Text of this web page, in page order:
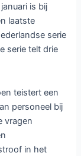
is bij
laatste
serie
serie telt drie
teistert een
personeel bij
vragen
in het